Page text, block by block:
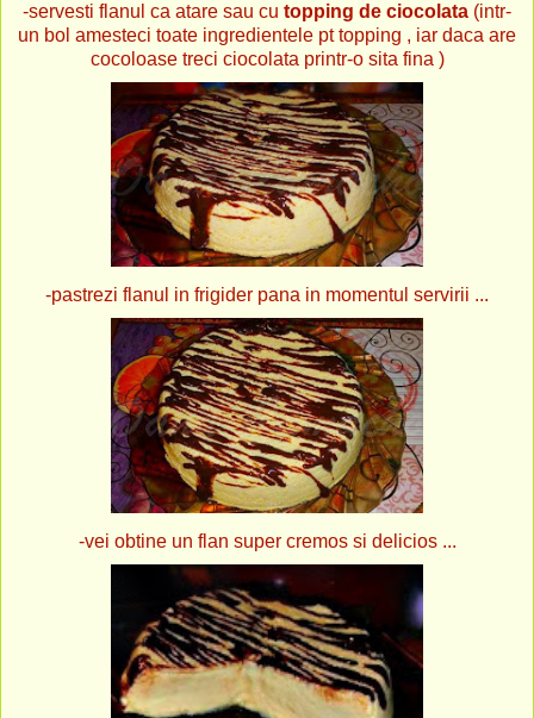
-servesti flanul ca atare sau cu topping de ciocolata (intr-
un bol amesteci toate ingredientele pt topping , iar daca are
cocoloase treci ciocolata printr-o sita fina )
-pastrezi flanul in frigider pana in momentul servirii ...
-vei obtine un flan super cremos si delicios ...